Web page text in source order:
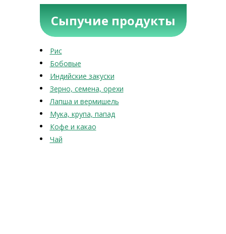
Сыпучие продукты
Рис
Бобовые
Индийские закуски
Зерно, семена, орехи
Лапша и вермишель
Мука, крупа, папад
Кофе и какао
Чай